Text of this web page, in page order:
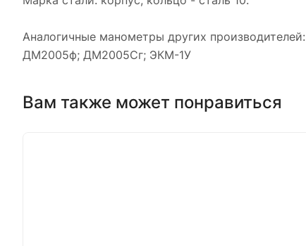
Аналогичные манометры других производителей:
ДМ2005ф; ДМ2005Сг; ЭКМ-1У
Вам также может понравиться